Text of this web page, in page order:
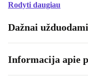
Rodyti daugiau
Dažnai
Informacija apie